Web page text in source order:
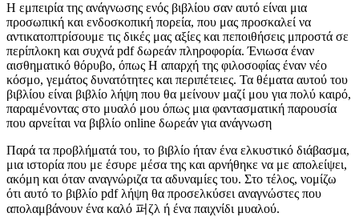
Η εμπειρία της ανάγνωσης ενός βιβλίου σαν αυτό είναι μια
προσωπική και ενδοσκοπική πορεία, που μας προσκαλεί να
αντικατοπτρίσουμε τις δικές μας αξίες και πεποιθήσεις μπροστά σε
περίπλοκη και συχνά pdf δωρεάν πληροφορία. Ένιωσα έναν
αισθηματικό θόρυβο, όπως Η απαρχή της φιλοσοφίας έναν νέο
κόσμο, γεμάτος δυνατότητες και περιπέτειες. Τα θέματα αυτού του
βιβλίου είναι βιβλίο λήψη που θα μείνουν μαζί μου για πολύ καιρό,
παραμένοντας στο μυαλό μου όπως μια φαντασματική παρουσία
που αρνείται να βιβλίο online δωρεάν για ανάγνωση
Παρά τα προβλήματά του, το βιβλίο ήταν ένα ελκυστικό διάβασμα,
μια ιστορία που με έσυρε μέσα της και αρνήθηκε να με απολείψει,
ακόμη και όταν αναγνώριζα τα αδυναμίες του. Στο τέλος, νομίζω
ότι αυτό το βιβλίο pdf λήψη θα προσελκύσει αναγνώστες που
απολαμβάνουν ένα καλό 퍼ζλ ή ένα παιχνίδι μυαλού.